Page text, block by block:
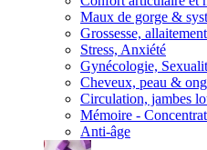
Maux de gorge &
Grossesse,
Stress, Anxiété
Gynécologie,
Cheveux, peau &
Circulation, jambes
Mémoire -
Anti-âge